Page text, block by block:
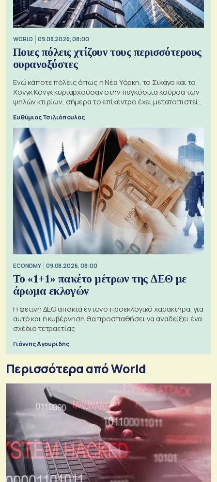
WORLD 09.08.2026, 08:00
Ποιες πόλεις χτίζουν τους περισσότερους
ουρανοξύστες
Ενώ κάποτε πόλεις όπως η Νέα Υόρκη, το Σικάγο και το
Χονγκ Κονγκ κυριαρχούσαν στην παγκόσμια κούρσα των
ψηλών κτιρίων, σήμερα το επίκεντρο έχει μετατοπιστεί
Ευθύμιος Τσιλιόπουλος
ECONOMY 09.08.2026, 08:00
Το «1+1» πακέτο μέτρων της ΔΕΘ με
άρωμα εκλογών
Η φετινή ΔΕΘ αποκτά έντονο προεκλογικό χαρακτήρα, για
αυτό και η κυβέρνηση θα προσπαθήσει να αναδείξει ένα
σχέδιο τετραετίας
Γιάννης Αγουρίδης
Περισσότερα από World